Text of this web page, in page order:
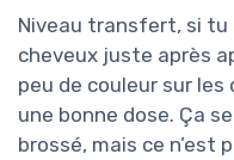
Niveau transfert, si tu
cheveux juste après
peu de couleur sur
une bonne dose. Ça
brossé, mais ce